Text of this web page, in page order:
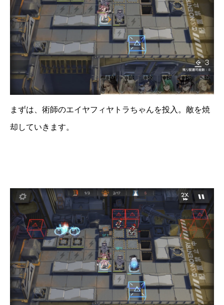
まずは、術師のエイヤフィヤトラちゃんを投入。敵を焼
却していきます。